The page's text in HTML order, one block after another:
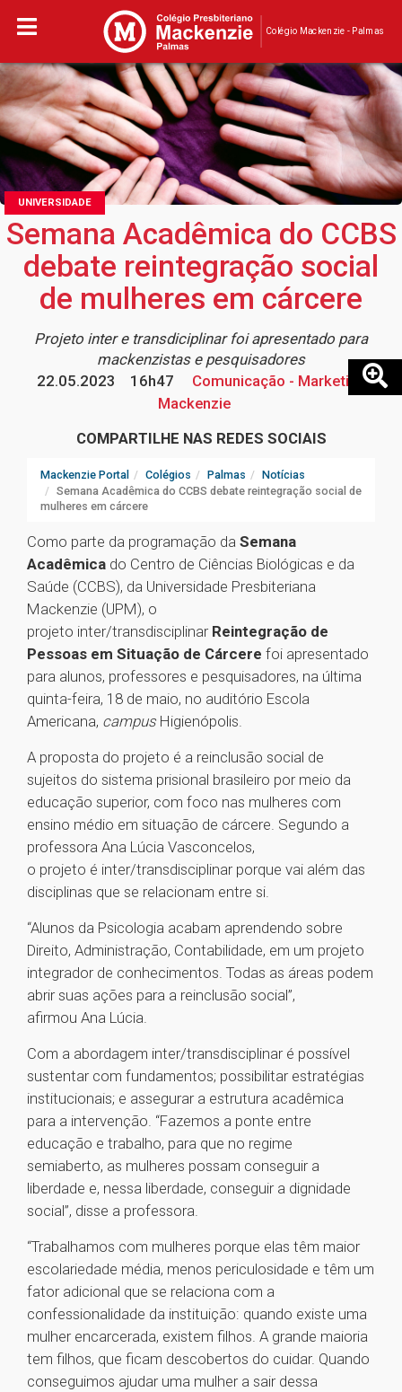
Colégio Mackenzie - Palmas
UNIVERSIDADE
Semana Acadêmica do CCBS
debate reintegração social
de mulheres em cárcere
Projeto inter e transdiciplinar foi apresentado para
mackenzistas e pesquisadores
22.05.2023
16h47
Comunicação - Marketing
Mackenzie
COMPARTILHE NAS REDES SOCIAIS
Mackenzie Portal Colégios Palmas
Notícias
Semana Acadêmica do CCBS debate reintegração social de
mulheres em cárcere
Como parte da programação da Semana
Acadêmica do Centro de Ciências Biológicas e da
Saúde (CCBS), da Universidade Presbiteriana
Mackenzie (UPM), o
projeto inter/transdisciplinar Reintegração de
Pessoas em Situação de Cárcere foi apresentado
para alunos, professores e pesquisadores, na última
quinta-feira, 18 de maio, no auditório Escola
Americana, campus Higienópolis.
A proposta do projeto é a reinclusão social de
sujeitos do sistema prisional brasileiro por meio da
educação superior, com foco nas mulheres com
ensino médio em situação de cárcere. Segundo a
professora Ana Lúcia Vasconcelos,
o projeto é inter/transdisciplinar porque vai além das
disciplinas que se relacionam entre si.
“Alunos da Psicologia acabam aprendendo sobre
Direito, Administração, Contabilidade, em um projeto
integrador de conhecimentos. Todas as áreas podem
abrir suas ações para a reinclusão social”,
afirmou Ana Lúcia.
Com a abordagem inter/transdisciplinar é possível
sustentar com fundamentos; possibilitar estratégias
institucionais; e assegurar a estrutura acadêmica
para a intervenção. “Fazemos a ponte entre
educação e trabalho, para que no regime
semiaberto, as mulheres possam conseguir a
liberdade e, nessa liberdade, conseguir a dignidade
social”, disse a professora.
“Trabalhamos com mulheres porque elas têm maior
escolariedade média, menos periculosidade e têm um
fator adicional que se relaciona com a
confessionalidade da instituição: quando existe uma
mulher encarcerada, existem filhos. A grande maioria
tem filhos, que ficam descobertos do cuidar. Quando
conseguimos ajudar uma mulher a sair dessa